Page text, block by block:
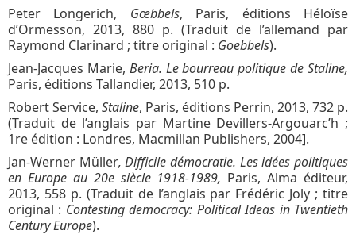
Peter Longerich, Gœbbels, Paris, éditions Héloïse
d’Ormesson, 2013, 880 p. (Traduit de l’allemand par
Raymond Clarinard ; titre original : Goebbels).
Jean-Jacques Marie, Beria. Le bourreau politique de Staline,
Paris, éditions Tallandier, 2013, 510 p.
Robert Service, Staline, Paris, éditions Perrin, 2013, 732 p.
(Traduit de l’anglais par Martine Devillers-Argouarc’h ;
1re édition : Londres, Macmillan Publishers, 2004].
Jan-Werner Müller, Difficile démocratie. Les idées politiques
en Europe au 20e siècle 1918-1989, Paris, Alma éditeur,
2013, 558 p. (Traduit de l’anglais par Frédéric Joly ; titre
original : Contesting democracy: Political Ideas in Twentieth
Century Europe).